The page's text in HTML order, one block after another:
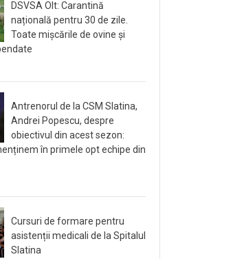
DSVSA Olt: Carantină
națională pentru 30 de zile.
Toate mișcările de ovine și
Antrenorul de la CSM Slatina,
Andrei Popescu, despre
obiectivul din acest sezon:
în primele opt echipe din
Cursuri de formare pentru
asistenții medicali de la Spitalul
Slatina